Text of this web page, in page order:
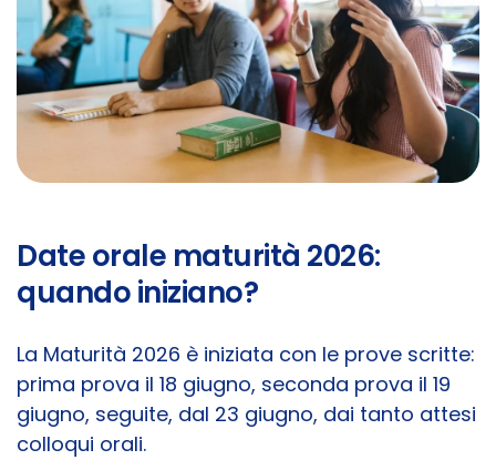
Date orale maturità 2026:
quando iniziano?
La Maturità 2026 è iniziata con le prove scritte:
prima prova il 18 giugno, seconda prova il 19
giugno, seguite, dal 23 giugno, dai tanto attesi
colloqui orali.